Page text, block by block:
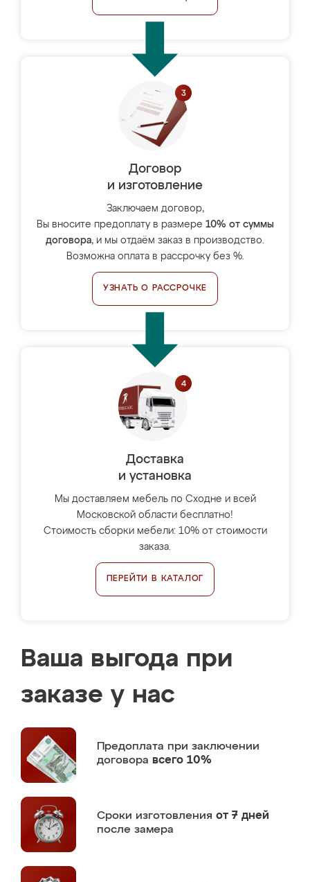
Договор
и изготовление
Заключаем договор,
Вы вносите предоплату в размере 10% от суммы
договора, и мы отдаём заказ в производство.
Возможна оплата в рассрочку без %.
УЗНАТЬ О РАССРОЧКЕ
Доставка
и установка
Мы доставляем мебель по Сходне и всей
Московской области бесплатно!
Стоимость сборки мебели: 10% от стоимости
заказа.
ПЕРЕЙТИ В КАТАЛОГ
Ваша выгода при
заказе у нас
Предоплата при заключении
договора всего 10%
Сроки изготовления от 7 дней
после замера